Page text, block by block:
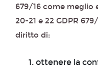
679/16 come meglio
20-21 e 22 GDPR
diritto di:
ottenere la